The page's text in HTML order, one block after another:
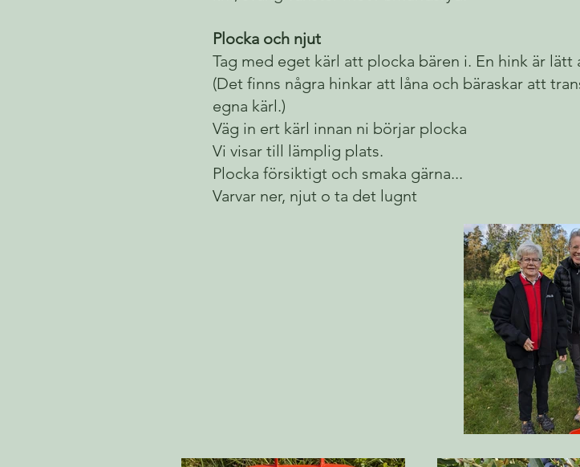
Plocka och njut
Tag med eget kärl att plocka bären i. En hink är
(Det finns några hinkar att låna och bäraskar att
egna kärl.)
Väg in ert kärl innan ni börjar plocka
Vi visar till lämplig plats.
Plocka försiktigt och smaka gärna...
Varvar ner, njut o ta det lugnt